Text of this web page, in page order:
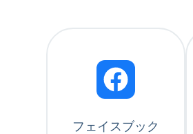
フェイスブック